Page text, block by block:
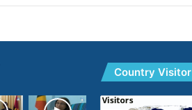
Country Visitor